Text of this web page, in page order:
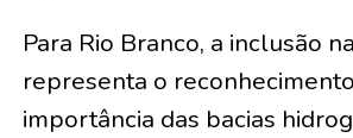
Para Rio Branco, a inclusão
representa o
importância das bacias